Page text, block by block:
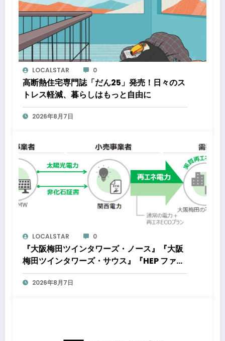
LOCALSTAR 0
高断熱住宅専門誌「だん25」発売！日々のス
トレス軽減、暮らしはもっと自由に
2026年8月7日
LOCALSTAR 0
『大阪梅田ツインタワーズ・ノース』『大阪
梅田ツインタワーズ・サウス』『HEP ファイ
ブ』において8月下旬から「オフサイト型コ
ーポレートPPA」による再生可能エネルギー
2026年8月7日